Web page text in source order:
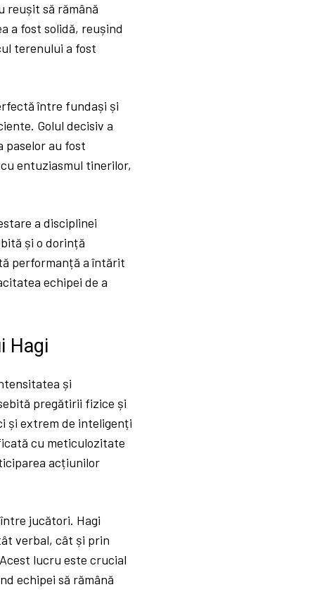
reușit să rămână
a fost solidă, reușind
terenului a fost
între fundași și
Golul decisiv a
paselor au fost
entuziasmul tinerilor,
a disciplinei
și o dorință
performanță a întărit
echipei de a
Hagi
și
pregătirii fizice și
și extrem de inteligenți
cu meticulozitate
acțiunilor
jucători. Hagi
verbal, cât și prin
lucru este crucial
echipei să rămână